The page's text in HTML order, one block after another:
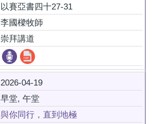
以賽亞書四十27-31
李國樑牧師
崇拜講道
2026-04-19
早堂, 午堂
與你同行，直到地極